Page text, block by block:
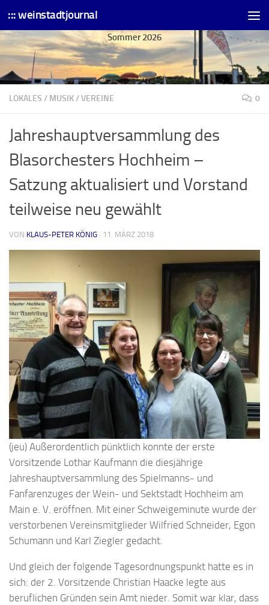
Skip to content
::: weinstadtjournal
Sommer 2026
LOKALES / MUSIK/VEREINE 0
Jahreshauptversammlung des
Blasorchesters Hochheim –
Satzung aktualisiert und Vorstand
teilweise neu gewählt
VON KLAUS-PETER KÖNIG · 11. MÄRZ 2018
(jeu) Außerordentlich pünktlich konnte der erste
Vorsitzende Lothar Kaufmann die diesjährige
Jahreshauptversammlung des Spielmanns- und
Fanfarenzuges der Wein- und Sektstadt Hochheim am
Main e. V. eröffnen. Mit einer Schweigeminute wurde der
verstorbenen Vereinsmitglieder Wilfried Schneider, Egon
Schumann und Karl Ziegler gedacht.
Und gleich der folgende Tagesordnungspunkt hatte es in
sich: der 2. Vorsitzende Christian Haacke legte aus
beruflichen Gründen sein Amt nieder. Somit war klar, dass